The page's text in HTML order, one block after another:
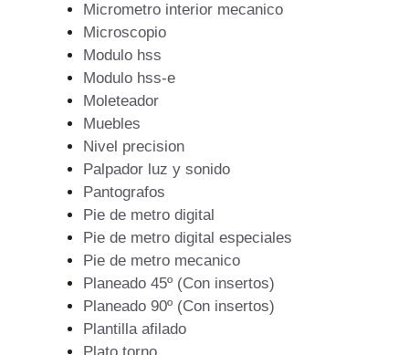
Micrometro interior mecanico
Microscopio
Modulo hss
Modulo hss-e
Moleteador
Muebles
Nivel precision
Palpador luz y sonido
Pantografos
Pie de metro digital
Pie de metro digital especiales
Pie de metro mecanico
Planeado 45º (Con insertos)
Planeado 90º (Con insertos)
Plantilla afilado